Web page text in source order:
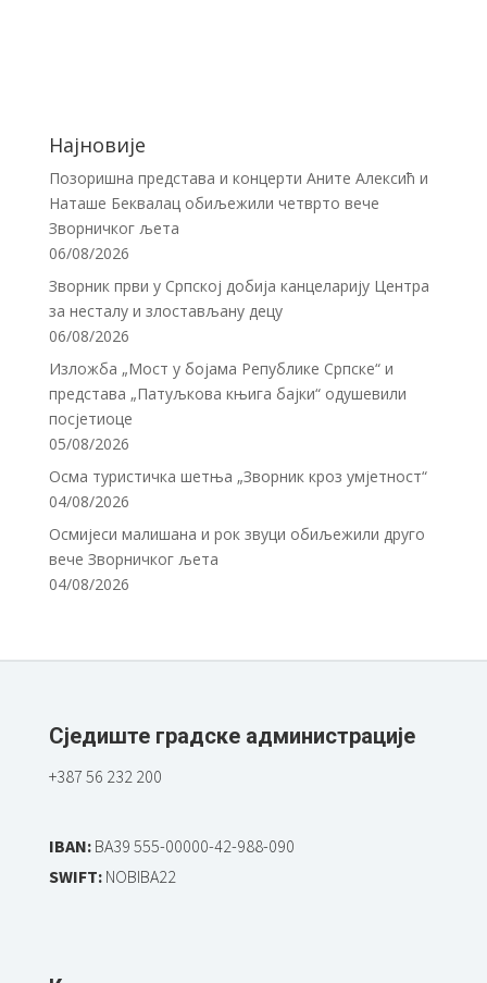
Најновије
Позоришна представа и концерти Аните Алексић и
Наташе Беквалац обиљежили четврто вече
Зворничког љета
06/08/2026
Зворник први у Српској добија канцеларију Центра
за несталу и злостављану децу
06/08/2026
Изложба „Мост у бојама Републике Српске“ и
представа „Патуљкова књига бајки“ одушевили
посјетиоце
05/08/2026
Осма туристичка шетња „Зворник кроз умјетност“
04/08/2026
Осмијеси малишана и рок звуци обиљежили друго
вече Зворничког љета
04/08/2026
Сједиште градске администрације
+387 56 232 200
IBAN:BA39 555-00000-42-988-090
SWIFT:NOBIBA22